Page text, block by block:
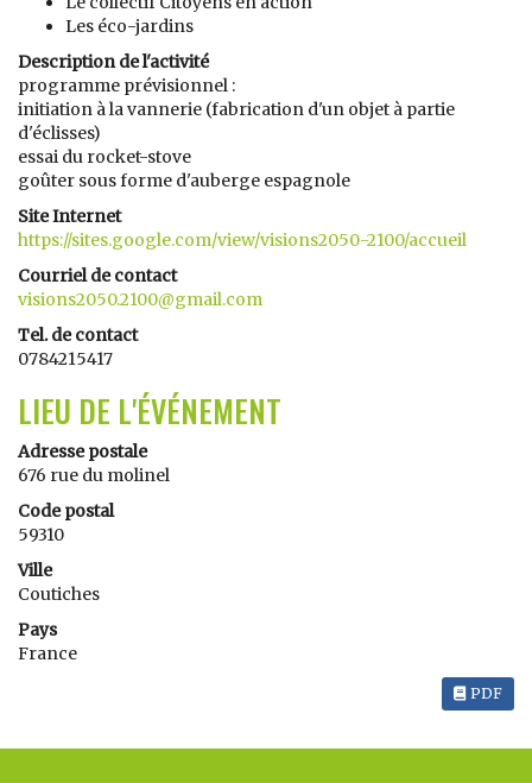
Les éco-jardins
Description de l'activité
programme prévisionnel :
initiation à la vannerie (fabrication d'un objet à partie
d'éclisses)
essai du rocket-stove
goûter sous forme d'auberge espagnole
Site Internet
https://sites.google.com/view/visions2050-2100/accueil
Courriel de contact
visions2050.2100@gmail.com
Tel. de contact
0784215417
LIEU DE L'ÉVÉNEMENT
Adresse postale
676 rue du molinel
Code postal
59310
Ville
Coutiches
Pays
France
PDF